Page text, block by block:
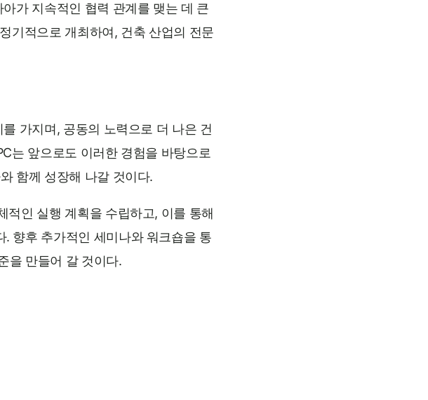
가 지속적인 협력 관계를 맺는 데 큰
기적으로 개최하여, 건축 산업의 전문
가지며, 공동의 노력으로 더 나은 건
는 앞으로도 이러한 경험을 바탕으로
함께 성장해 나갈 것이다.
적인 실행 계획을 수립하고, 이를 통해
향후 추가적인 세미나와 워크숍을 통
을 만들어 갈 것이다.